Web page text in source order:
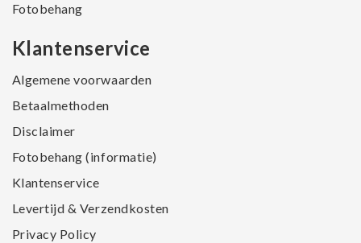
Fotobehang
Klantenservice
Algemene voorwaarden
Betaalmethoden
Disclaimer
Fotobehang (informatie)
Klantenservice
Levertijd & Verzendkosten
Privacy Policy